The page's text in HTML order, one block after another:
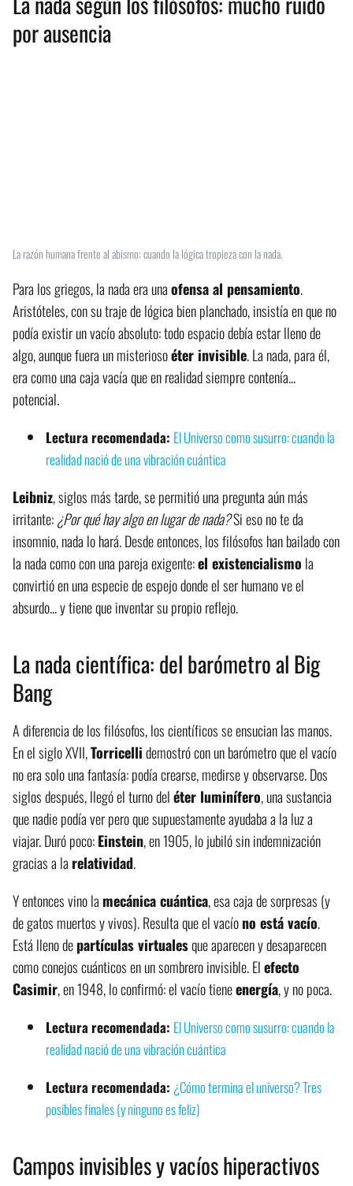
por ausencia
La razón humana frente al abismo: cuando la lógica tropieza con la nada.
Para los griegos, la nada era unaofensa al pensamiento.
Aristóteles, con su traje de lógica bien planchado, insistía en que no
podía existir un vacío absoluto: todo espacio debía estar lleno de
algo, aunque fuera un misteriosoéter invisible. La nada, para él,
era como una caja vacía que en realidad siempre contenía...
potencial.
Lectura recomendada: El Universo como susurro: cuando la
realidad nació de una vibración cuántica
Leibniz, siglos más tarde, se permitió una pregunta aún más
irritante:¿Por qué hay algo en lugar de nada?Si eso no te da
insomnio, nada lo hará. Desde entonces, los filósofos han bailado con
la nada como con una pareja exigente:el existencialismo la
convirtió en una especie de espejo donde el ser humano ve el
absurdo... y tiene que inventar su propio reflejo.
La nada científica: del barómetro al Big
Bang
A diferencia de los filósofos, los científicos se ensucian las manos.
En el siglo XVII,Torricellidemostró con un barómetro que el vacío
no era solo una fantasía: podía crearse, medirse y observarse. Dos
siglos después, llegó el turno deléter luminífero, una sustancia
que nadie podía ver pero que supuestamente ayudaba a la luz a
viajar. Duró poco:Einstein, en 1905, lo jubiló sin indemnización
gracias a la relatividad.
Y entonces vino la mecánica cuántica, esa caja de sorpresas (y
de gatos muertos y vivos). Resulta que el vacíono está vacío.
Está lleno departículas virtualesque aparecen y desaparecen
como conejos cuánticos en un sombrero invisible. Elefecto
Casimir, en 1948, lo confirmó: el vacío tieneenergía, y no poca.
Lectura recomendada: El Universo como susurro: cuando la
realidad nació de una vibración cuántica
Lectura recomendada: ¿Cómo termina el universo? Tres
posibles finales (y ninguno es feliz)
Campos invisibles y vacíos hiperactivos